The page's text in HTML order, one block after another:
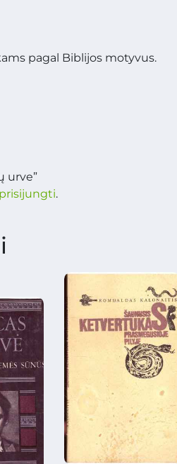
pagal Biblijos motyvus.
urve”
prisijungti.